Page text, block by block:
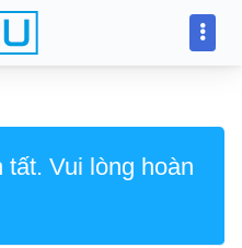
Vui lòng hoàn